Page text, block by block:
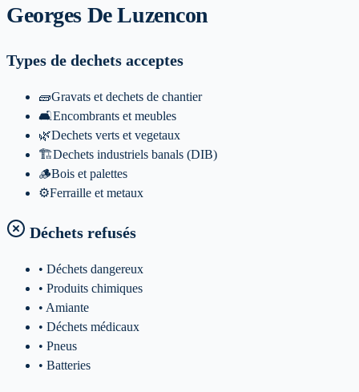
Georges De Luzencon
Types de dechets acceptes
🧱Gravats et dechets de chantier
🛋️Encombrants et meubles
🌿Dechets verts et vegetaux
🏗️Dechets industriels banals (DIB)
🪵Bois et palettes
⚙️Ferraille et metaux
Déchets refusés
• Déchets dangereux
• Produits chimiques
• Amiante
• Déchets médicaux
• Pneus
• Batteries